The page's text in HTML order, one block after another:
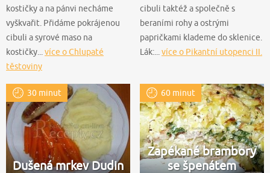
kostičky a na pánvi necháme
vyškvařit. Přidáme pokrájenou
cibuli a syrové maso na
kostičky...více o Chlupaté
těstoviny
cibuli taktéž a společně s
beraními rohy a ostrými
papričkami klademe do sklenice.
Lák:...více o Pikantní utopenci II.
30 minut
Dušená mrkev Dudin
60 minut
Zapékané brambory
se špenátem